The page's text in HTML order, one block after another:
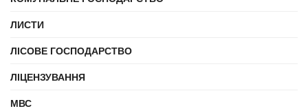
ЛИСТИ
ЛІСОВЕ ГОСПОДАРСТВО
ЛІЦЕНЗУВАННЯ
МВС